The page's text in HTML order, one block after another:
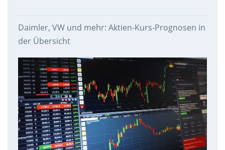
Daimler, VW und mehr: Aktien-Kurs-Prognosen in
der Übersicht